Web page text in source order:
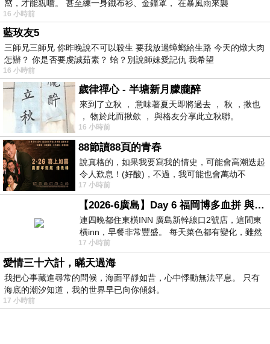
窩，才能親嚐。 甚至練一身鐵布衫、金鐘罩， 在暴風雨來襲
16 小時前
藍玫友5
三師兄三師兄 你昨晚說不可以殺生 要我放過蟑螂給生路 今天的燉大肉
怎辦？ 你是否要虔誠茹素？ 蛤？別說師妹愛記仇 我希望
16 小時前
歲律禪心 - 半塘新月朦朧醉
來到了立秋 ， 意味著夏天即將過去 ， 秋 ，揪也
， 物於此而揪歛 ， 與格友分享此立秋聯。
16 小時前
88節讀88頁的青春
說真格的，如果我要寫我的情史，可能會高潮迭起
令人歎息！(好酸)，不過，我可能也會萬劫不
復...，每天跪鍵盤還是被判了花心的罪
17 小時前
【2026-6廣島】Day 6 福岡博多血拼 與機場接送少年司機深夜對談
連四晚都住東橫INN 廣島新幹線口2號店，這間東
橫inn，早餐非常豐盛。 每天菜色都有變化，雖然
看到工作人員拿出料理包加熱，但
17 小時前
愛情三十六計，瞞天過海
我把心事藏進尋常的問候，海面平靜如昔，心中悸動無法平息。 只有
海底的潮汐知道，我的世界早已向你傾斜。
17 小時前